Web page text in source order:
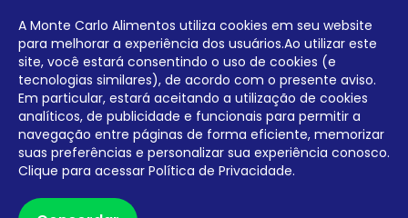
Siga a Monte Carlo Alimentos nas redes sociais!
INTERFRIOS COMÉRCIO DE FRIOS E LATICÍNIOS EIRELI CNPJ:
00.140.150/0001-09 INSCRIÇÃO ESTADUAL: 112.576.117.113
A Monte Carlo Alimentos utiliza cookies em seu website
para melhorar a experiência dos usuários.Ao utilizar este
site, você estará consentindo o uso de cookies (e
tecnologias similares), de acordo com o presente aviso.
Em particular, estará aceitando a utilização de cookies
analíticos, de publicidade e funcionais para permitir a
navegação entre páginas de forma eficiente, memorizar
suas preferências e personalizar sua experiência conosco.
Clique para acessar Política de Privacidade.